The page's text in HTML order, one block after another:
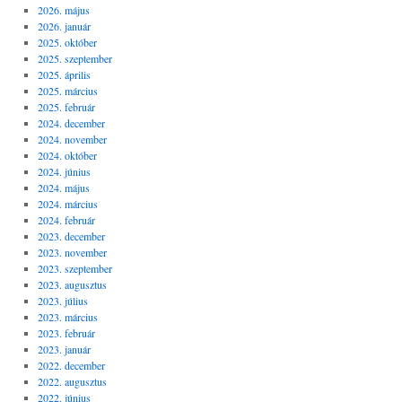
2026. május
2026. január
2025. október
2025. szeptember
2025. április
2025. március
2025. február
2024. december
2024. november
2024. október
2024. június
2024. május
2024. március
2024. február
2023. december
2023. november
2023. szeptember
2023. augusztus
2023. július
2023. március
2023. február
2023. január
2022. december
2022. augusztus
2022. június